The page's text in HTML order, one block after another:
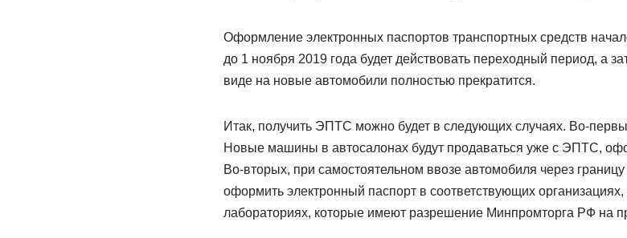
Оформление электронных паспортов транспортных средств
до 1 ноября 2019 года будет действовать переходный период, а
виде на новые автомобили полностью прекратится.
Итак, получить ЭПТС можно будет в следующих случаях. Во-
Новые машины в автосалонах будут продаваться уже с ЭПТС,
Во-вторых, при самостоятельном ввозе автомобиля через
оформить электронный паспорт в соответствующих
лабораториях, которые имеют разрешение Минпромторга РФ на